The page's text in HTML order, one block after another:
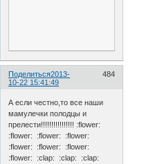
Поделиться 484
2013-
10-22 15:41:49
А если честно,то все наши
мамулечки полодцы и
прелести!!!!!!!!!!!!!!!! :flower:
:flower: :flower: :flower:
:flower: :flower: :flower:
:flower: :clap: :clap: :clap: